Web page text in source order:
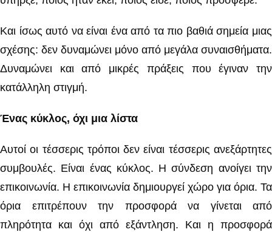
Και ίσως αυτό να είναι ένα από τα πιο βαθιά σημεία μιας
σχέσης: δεν δυναμώνει μόνο από μεγάλα συναισθήματα.
Δυναμώνει και από μικρές πράξεις που έγιναν την
κατάλληλη στιγμή.
Ένας κύκλος, όχι μια λίστα
Αυτοί οι τέσσερις τρόποι δεν είναι τέσσερις ανεξάρτητες
συμβουλές. Είναι ένας κύκλος. Η σύνδεση ανοίγει την
επικοινωνία. Η επικοινωνία δημιουργεί χώρο για όρια. Τα
όρια επιτρέπουν την προσφορά να γίνεται από
πληρότητα και όχι από εξάντληση. Και η προσφορά